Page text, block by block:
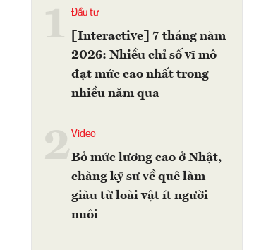
Đầu tư
[Interactive] 7 tháng năm
2026: Nhiều chỉ số vĩ mô
đạt mức cao nhất trong
nhiều năm qua
2Video
Bỏ mức lương cao ở Nhật,
chàng kỹ sư về quê làm
giàu từ loài vật ít người
nuôi